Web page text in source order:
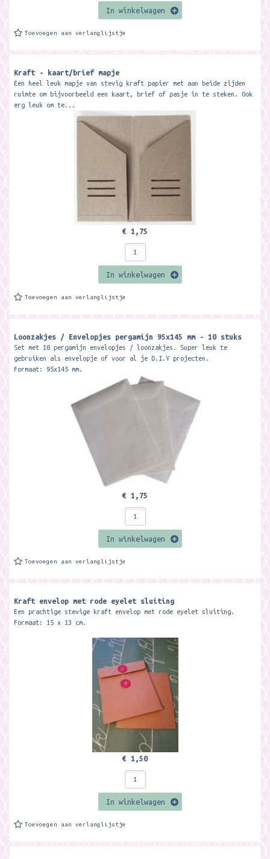
In winkelwagen
Toevoegen aan verlanglijstje
Kraft - kaart/brief mapje
Een heel leuk mapje van stevig kraft papier met aan beide zijden
ruimte om bijvoorbeeld een kaart, brief of pasje in te steken. Ook
erg leuk om te...
€ 1,75
In winkelwagen
Toevoegen aan verlanglijstje
Loonzakjes / Envelopjes pergamijn 95x145 mm - 10 stuks
Set met 10 pergamijn envelopjes / loonzakjes. Super leuk te
gebruiken als envelopje of voor al je D.I.Y projecten.
Formaat: 95x145 mm.
€ 1,75
In winkelwagen
Toevoegen aan verlanglijstje
Kraft envelop met rode eyelet sluiting
Een prachtige stevige kraft envelop met rode eyelet sluiting.
Formaat: 15 x 13 cm.
€ 1,50
In winkelwagen
Toevoegen aan verlanglijstje